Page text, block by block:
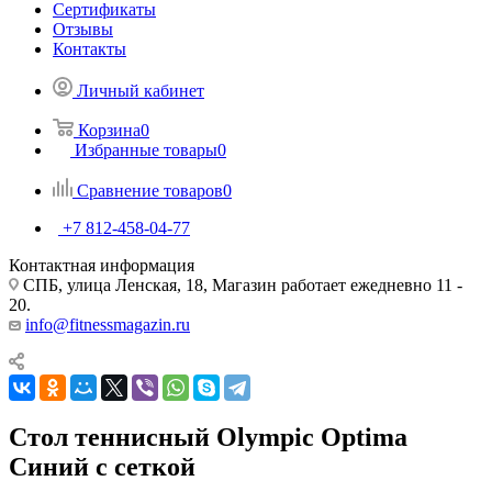
Сертификаты
Отзывы
Контакты
Личный кабинет
Корзина0
Избранные товары0
Сравнение товаров0
+7 812-458-04-77
Контактная информация
СПБ, улица Ленская, 18, Магазин работает ежедневно 11 -
20.
info@fitnessmagazin.ru
Стол теннисный Olympic Optima
Синий с сеткой